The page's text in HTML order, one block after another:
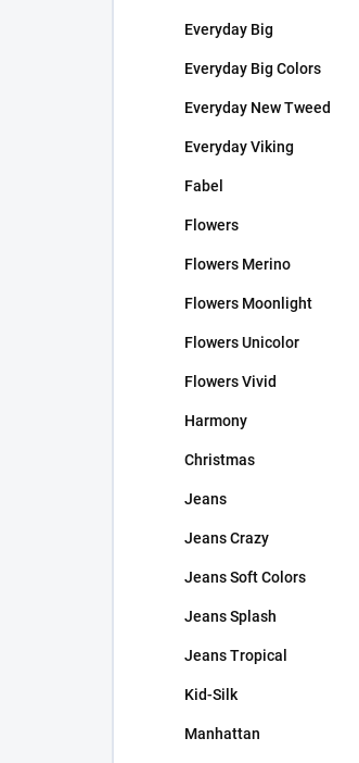
Everyday Big
Everyday Big Colors
Everyday New Tweed
Everyday Viking
Fabel
Flowers
Flowers Merino
Flowers Moonlight
Flowers Unicolor
Flowers Vivid
Harmony
Christmas
Jeans
Jeans Crazy
Jeans Soft Colors
Jeans Splash
Jeans Tropical
Kid-Silk
Manhattan